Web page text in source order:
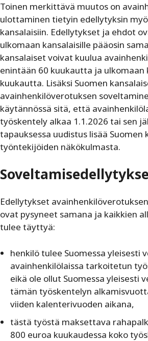
Toinen merkittävä muutos on
ulottaminen tietyin edellytyksin
kansalaisiin. Edellytykset ja ehdot
ulkomaan kansalaisille pääosin
kansalaiset voivat kuulua
enintään 60 kuukautta ja ulkomaan
kuukautta. Lisäksi Suomen
avainhenkilöverotuksen
käytännössä sitä, että
työskentely alkaa 1.1.2026 tai sen
tapauksessa uudistus lisää
työntekijöiden näkökulmasta.
Edellytykset
ovat pysyneet samana ja kaikkien
tulee täyttyä:
henkilö tulee Suomessa yleisesti
avainhenkilölaissa tarkoitetun
eikä ole ollut Suomessa yleisesti
tämän työskentelyn
viiden kalenterivuoden aikana,
tästä työstä maksettava
800 euroa kuukaudessa koko